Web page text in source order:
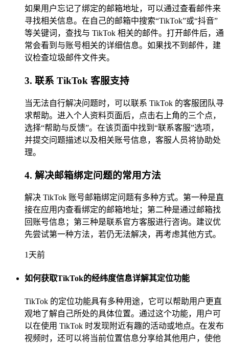
如果用户忘记了绑定的邮箱地址，可以通过查看邮件来
寻找相关信息。在自己的邮箱中搜索“TikTok”或“抖音”
等关键词，查找与 TikTok 相关的邮件。打开邮件后，通
常会看到与账号相关的详细信息。如果找不到邮件，建
议检查垃圾邮件文件夹。
3. 联系 TikTok 客服支持
当无法自行解决问题时，可以联系 TikTok 的客服团队寻
求帮助。进入个人资料页面后，点击右上角的三个点，
选择“帮助与反馈”。在该页面中找到“联系客服”选项，
并提交问题描述以及相关账号信息，客服人员将协助处
理。
4. 解决邮箱绑定问题的常用方法
解决 TikTok 账号邮箱绑定问题有多种方式。第一种是直
接在应用内查看绑定的邮箱地址；第二种是通过邮箱找
回账号信息；第三种是联系官方客服进行咨询。建议优
先尝试第一种方法，若仍无法解决，再考虑其他方式。
1天前
如何获取TikTok的经纬度信息详解其定位功能
TikTok 的定位功能具有多种用途，它可以帮助用户更直
观地了解自己所处的具体位置。通过这个功能，用户可
以在使用 TikTok 时发现附近有趣的活动或地点。在发布
视频时，还可以将当前位置信息分享给其他用户，使他